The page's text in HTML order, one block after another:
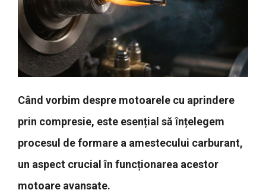
Când vorbim despre motoarele cu aprindere
prin compresie, este esențial să înțelegem
procesul de formare a amestecului carburant,
un aspect crucial în funcționarea acestor
motoare avansate.